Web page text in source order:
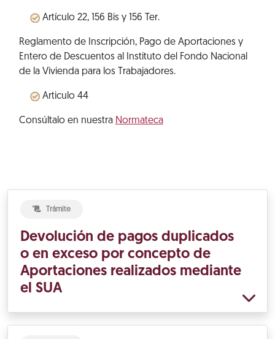
Artículo 22, 156 Bis y 156 Ter.
Reglamento de Inscripción, Pago de Aportaciones y
Entero de Descuentos al Instituto del Fondo Nacional
de la Vivienda para los Trabajadores.
Articulo 44
Consúltalo en nuestra Normateca
Trámite
Devolución de pagos duplicados
o en exceso por concepto de
Aportaciones realizados mediante
el SUA